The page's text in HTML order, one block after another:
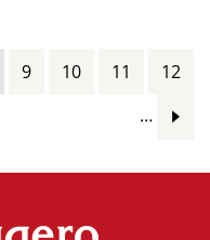
9 10 11
12
…